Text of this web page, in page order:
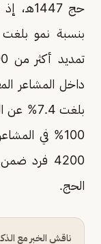
بلغت
100% في
4200 فرد
الحج.
ناقش الخبر مع